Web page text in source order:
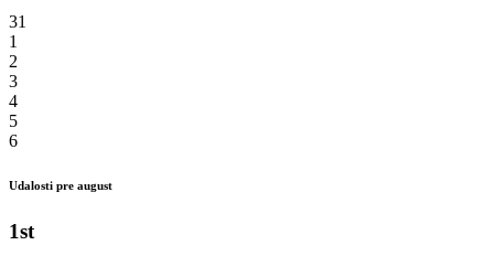
31
1
2
3
4
5
6
Udalosti pre august
1st